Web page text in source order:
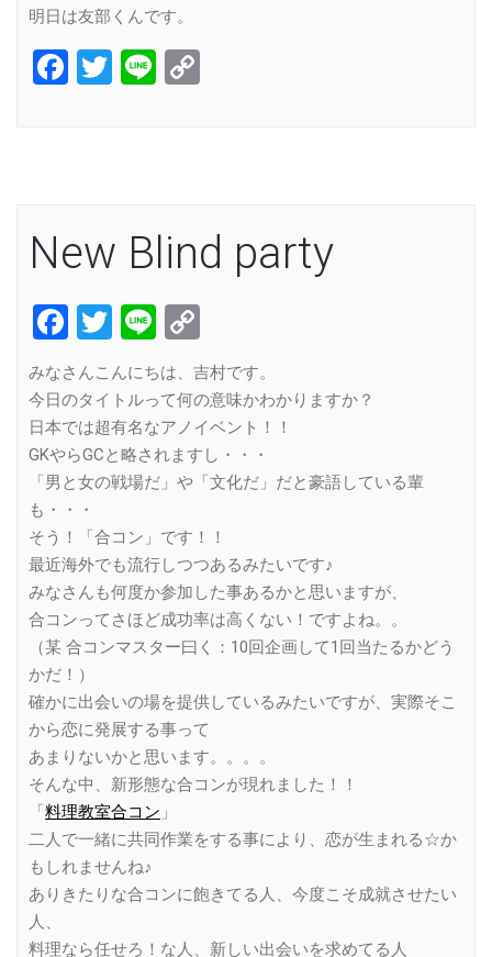
明日は友部くんです。
Facebook
Twitter
Line
New Blind party
Facebook
Twitter
Line
Link
みなさんこんにちは、吉村です。
今日のタイトルって何の意味かわかりますか？
日本では超有名なアノイベント！！
GKやらGCと略されますし・・・
「男と女の戦場だ」や「文化だ」だと豪語している輩
も・・・
そう！「合コン」です！！
最近海外でも流行しつつあるみたいです♪
みなさんも何度か参加した事あるかと思いますが、
合コンってさほど成功率は高くない！ですよね。。
（某 合コンマスター曰く：10回企画して1回当たるかどう
かだ！）
確かに出会いの場を提供しているみたいですが、実際そこ
から恋に発展する事って
あまりないかと思います。。。。
そんな中、新形態な合コンが現れました！！
「料理教室合コン 」
二人で一緒に共同作業をする事により、恋が生まれる☆か
もしれませんね♪
ありきたりな合コンに飽きてる人、今度こそ成就させたい
人、
料理なら任せろ！な人、新しい出会いを求めてる人